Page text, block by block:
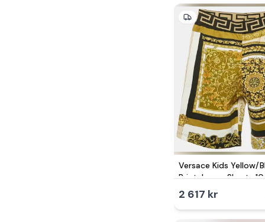
Versace Kids Yellow/
Print Jersey Shorts 10
2 617 kr